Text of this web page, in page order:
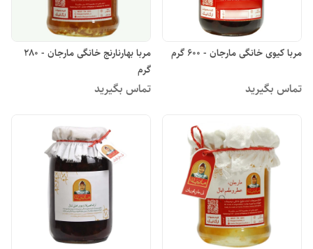
مربا کیوی خانگی مارجان - 600 گرم
تماس بگیرید
مربا بهارنارنج خانگی مارجان - 280
گرم
تماس بگیرید